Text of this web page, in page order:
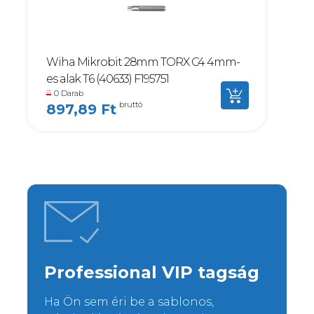
Wiha Mikrobit 28mm TORX C4 4mm-
es alak T6 (40633) F195751
0 Darab
897,89 Ft bruttó
Professional VIP tagság
Ha Ön sem éri be a sablonos,